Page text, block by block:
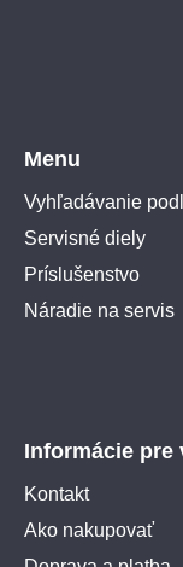
Menu
Vyhľadávanie
Servisné diely
Príslušenstvo
Náradie na servis
Informácie pre
Kontakt
Ako nakupovať